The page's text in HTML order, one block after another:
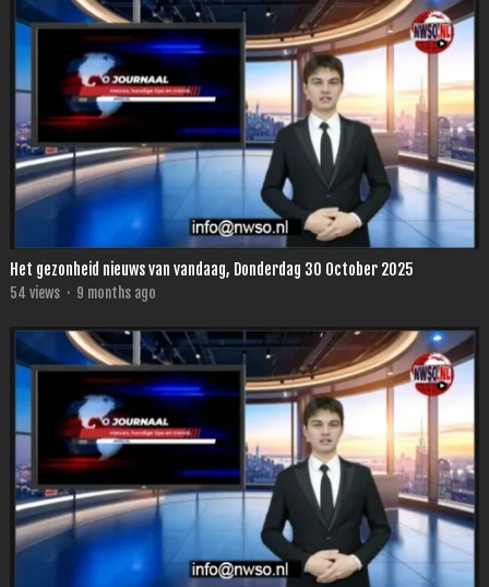
Het gezonheid nieuws van vandaag, Donderdag 30 October 2025
54 views · 9 months ago